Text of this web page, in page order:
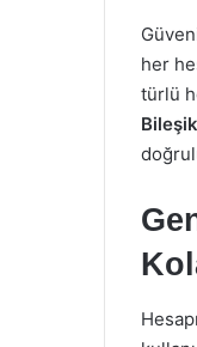
her
türlü